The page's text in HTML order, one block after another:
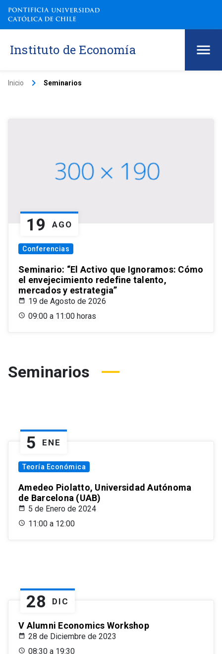
Instituto de Economía
Inicio keyboard_arrow_right Seminarios
19 AGO
Conferencias
Seminario: “El Activo que Ignoramos: Cómo
el envejecimiento redefine talento,
mercados y estrategia”
19 de Agosto de 2026
09:00 a 11:00 horas
Seminarios
5 ENE
Teoría Económica
Amedeo Piolatto, Universidad Autónoma
de Barcelona (UAB)
5 de Enero de 2024
11:00 a 12:00
28 DIC
V Alumni Economics Workshop
28 de Diciembre de 2023
08:30 a 19:30